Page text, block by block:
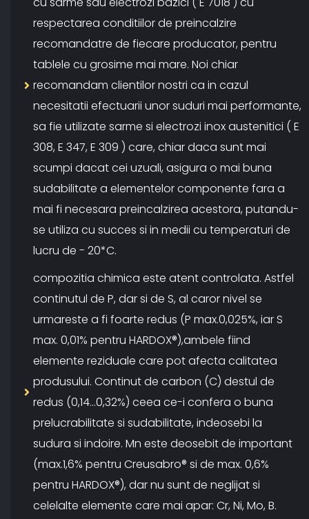
respectarea conditiilor de preincalzire
recomandatre de fiecare producator, pentru
tablele cu grosime mai mare. Noi chiar
recomandam clientilor nostri ca in cazul
necesitatii efectuarii unor suduri mai performante,
sa fie utilizate sarme si electrozi inox austenitici ( E
308, E 347, E 309 ) care, chiar daca sunt mai
scumpi dacat cei uzuali, asigura o mai buna
sudabilitate a elementelor componente fara a
mai fi necesara preincalzirea acestora, putandu-
se utiliza cu succes si in medii cu temperaturi de
lucru de - 20*C.
compozitia chimica este atent controlata. Astfel
continutul de P, dar si de S, al caror nivel se
urmareste a fi foarte redus (P max.0,025%, iar S
max. 0,01% pentru HARDOX®),ambele fiind
elemente reziduale care pot afecta calitatea
produsului. Continut de carbon (C) destul de
redus (0,14...0,32%) ceea ce-i confera o buna
prelucrabilitate si sudabilitate, indeosebi la
sudura si indoire. Mn este deosebit de important
(max.1,6% pentru Creusabro® si de max. 0,6%
pentru HARDOX®), dar nu sunt de neglijat si
celelalte elemente care mai apar: Cr, Ni, Mo, B.